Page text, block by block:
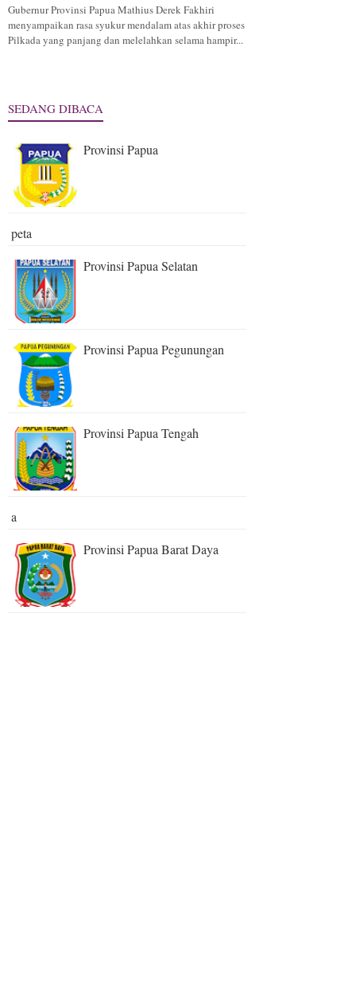
Gubernur Provinsi Papua Mathius Derek Fakhiri
menyampaikan rasa syukur mendalam atas akhir proses
Pilkada yang panjang dan melelahkan selama hampir...
SEDANG DIBACA
Provinsi Papua
peta
Provinsi Papua Selatan
Provinsi Papua Pegunungan
Provinsi Papua Tengah
a
Provinsi Papua Barat Daya